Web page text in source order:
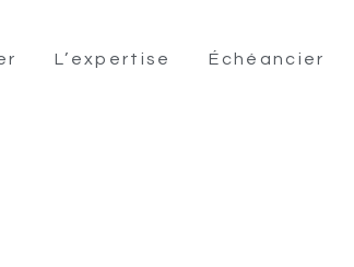
L’expertise Échéancier